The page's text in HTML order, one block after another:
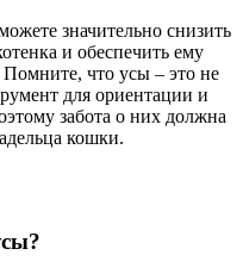
значительно снизить
и обеспечить ему
что усы – это не
для ориентации и
забота о них должна
кошки.